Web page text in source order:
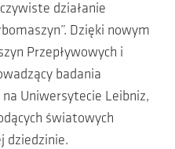
działanie
Dzięki nowym
Przepływowych i
badania
Uniwersytecie Leibniz,
światowych
dziedzinie.